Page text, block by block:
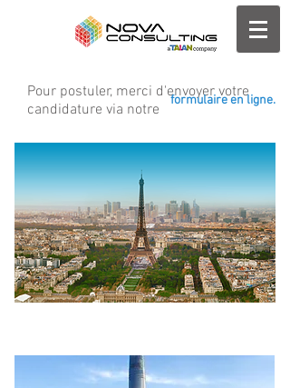
Pour postuler, merci d'envoyer votre
candidature via notre
formulaire en ligne.